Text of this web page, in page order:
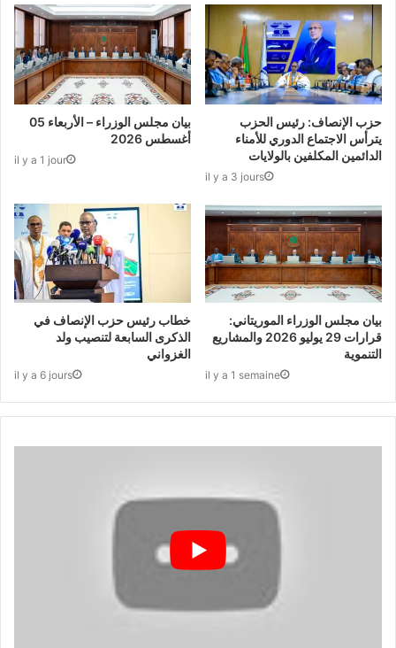
بيان مجلس الوزراء – الأربعاء 05
أغسطس 2026
il y a 1 jour
حزب الإنصاف: رئيس الحزب
يترأس الاجتماع الدوري للأمناء
الدائمين المكلفين بالولايات
il y a 3 jours
خطاب رئيس حزب الإنصاف في
الذكرى السابعة لتنصيب ولد
الغزواني
il y a 6 jours
بيان مجلس الوزراء الموريتاني:
قرارات 29 يوليو 2026 والمشاريع
التنموية
il y a 1 semaine